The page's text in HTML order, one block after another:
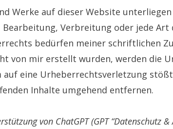
Werke auf dieser Website
Verbreitung oder jede Art
bedürfen meiner schriftlichen
von mir erstellt wurden, werden die
eine Urheberrechtsverletzung
Inhalte umgehend entfernen.
von ChatGPT (GPT “Datenschutz &